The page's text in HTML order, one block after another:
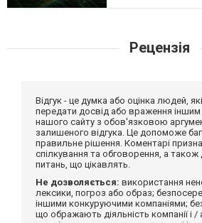
Рецензія
Відгук - це думка або оцінка людей,
передати досвід або враження
нашого сайту з обов'язковою
залишеного відгука. Це допоможе
правильне рішення. Коментарі
спілкування та обговорення, а
питань, що цікавлять.
Не дозволяється: використання
лексики, погроз або образ;
іншими конкуруючими компаніями;
що ображають діяльність компанії і /